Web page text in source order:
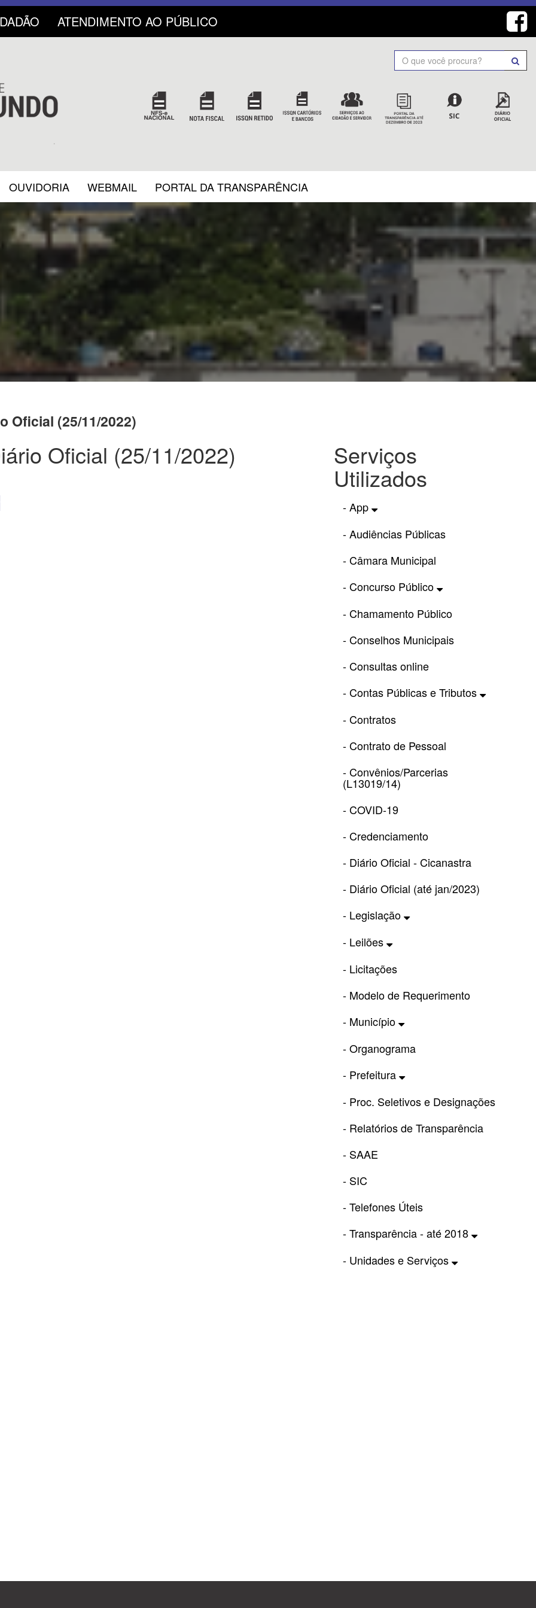
ATENDIMENTO AO PÚBLICO
Search
OUVIDORIA WEBMAIL PORTAL DA TRANSPARÊNCIA
Oficial (25/11/2022)
Oficial (25/11/2022) Serviços
Utilizados
- App
- Audiências Públicas
- Câmara Municipal
- Concurso Público
- Chamamento Público
- Conselhos Municipais
- Consultas online
- Contas Públicas e Tributos
- Contratos
- Contrato de Pessoal
- Convênios/Parcerias
(L13019/14)
- COVID-19
- Credenciamento
- Diário Oficial - Cicanastra
- Diário Oficial (até jan/2023)
- Legislação
- Leilões
- Licitações
- Modelo de Requerimento
- Município
- Organograma
- Prefeitura
- Proc. Seletivos e Designações
- Relatórios de Transparência
- SAAE
- SIC
- Telefones Úteis
- Transparência - até 2018
- Unidades e Serviços